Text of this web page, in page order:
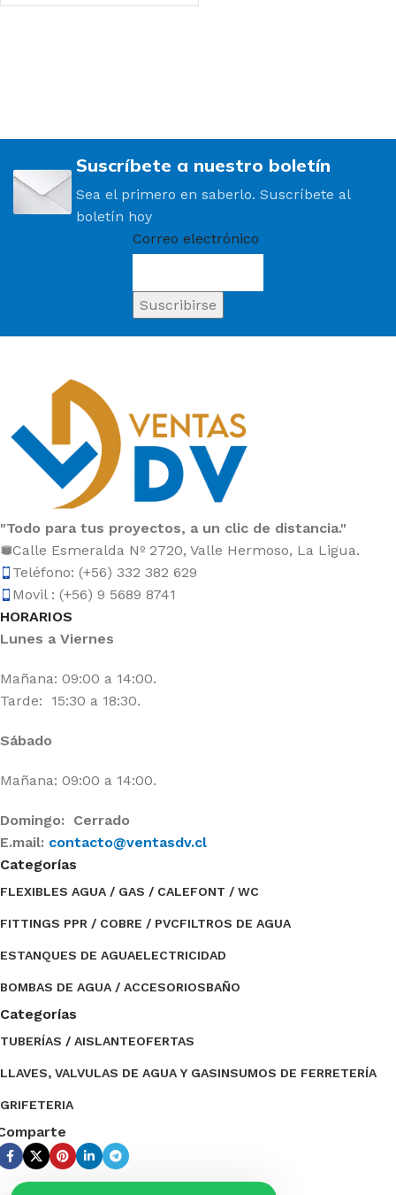
Suscríbete a nuestro boletín
Sea el primero en saberlo. Suscríbete al
boletín hoy
Correo electrónico
"Todo para tus proyectos, a un clic de distancia."
Calle Esmeralda Nº 2720, Valle Hermoso, La Ligua.
Teléfono: (+56) 332 382 629
Movil : (+56) 9 5689 8741
HORARIOS
Lunes a Viernes
Mañana: 09:00 a 14:00.
Tarde: 15:30 a 18:30.
Sábado
Mañana: 09:00 a 14:00.
Domingo: Cerrado
E.mail: contacto@ventasdv.cl
Categorías
FLEXIBLES AGUA / GAS / CALEFONT / WC
FITTINGS PPR / COBRE / PVCFILTROS DE AGUA
ESTANQUES DE AGUAELECTRICIDAD
BOMBAS DE AGUA / ACCESORIOSBAÑO
Categorías
TUBERÍAS / AISLANTEOFERTAS
LLAVES, VALVULAS DE AGUA Y GASINSUMOS DE FERRETERÍA
GRIFETERIA